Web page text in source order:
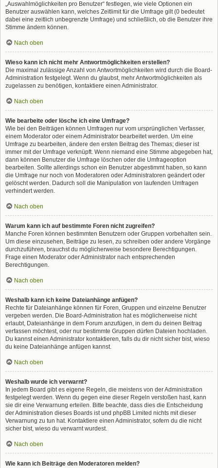
„Auswahlmöglichkeiten pro Benutzer“ festlegen, wie viele Optionen ein
Benutzer auswählen kann, welches Zeitlimit für die Umfrage gilt (0 bedeutet
dabei eine zeitlich unbegrenzte Umfrage) und schließlich, ob die Benutzer ihre
Stimme ändern können.
Nach oben
Wieso kann ich nicht mehr Antwortmöglichkeiten erstellen?
Die maximal zulässige Anzahl von Antwortmöglichkeiten wird durch die Board-
Administration festgelegt. Wenn du glaubst, mehr Antwortmöglichkeiten als
zugelassen zu benötigen, kontaktiere einen Administrator.
Nach oben
Wie bearbeite oder lösche ich eine Umfrage?
Wie bei den Beiträgen können Umfragen nur vom ursprünglichen Verfasser,
einem Moderator oder einem Administrator bearbeitet werden. Um eine
Umfrage zu bearbeiten, ändere den ersten Beitrag des Themas; dieser ist
immer mit der Umfrage verknüpft. Wenn niemand eine Stimme abgegeben hat,
dann können Benutzer die Umfrage löschen oder die Umfrageoption
bearbeiten. Sollte allerdings schon ein Benutzer abgestimmt haben, so kann
die Umfrage nur noch von Moderatoren oder Administratoren geändert oder
gelöscht werden. Dadurch soll die Manipulation von laufenden Umfragen
verhindert werden.
Nach oben
Warum kann ich auf bestimmte Foren nicht zugreifen?
Manche Foren können bestimmten Benutzern oder Gruppen vorbehalten sein.
Um diese einzusehen, Beiträge zu lesen, zu schreiben oder andere Vorgänge
durchzuführen, brauchst du möglicherweise besondere Berechtigungen.
Frage einen Moderator oder Administrator nach entsprechenden
Berechtigungen.
Nach oben
Weshalb kann ich keine Dateianhänge anfügen?
Rechte für Dateianhänge können für Foren, Gruppen und einzelne Benutzer
vergeben werden. Die Board-Administration hat es möglicherweise nicht
erlaubt, Dateianhänge in dem Forum anzufügen, in dem du deinen Beitrag
verfassen möchtest, oder nur bestimmte Gruppen dürfen Dateien hochladen.
Du kannst einen Administrator kontaktieren, falls du dir nicht sicher bist, wieso
du keine Dateianhänge anfügen kannst.
Nach oben
Weshalb wurde ich verwarnt?
In jedem Board gibt es eigene Regeln, die meistens von der Administration
festgelegt werden. Wenn du gegen eine dieser Regeln verstoßen hast, kann
sie dir eine Verwarnung erteilen. Bitte beachte, dass dies die Entscheidung
der Administration dieses Boards ist und phpBB Limited nichts mit dieser
Verwarnung zu tun hat. Kontaktiere einen Administrator, sofern du die nicht
sicher bist, wieso du verwarnt wurdest.
Nach oben
Wie kann ich Beiträge den Moderatoren melden?